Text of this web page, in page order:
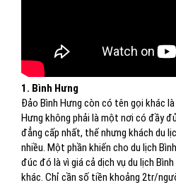
1. Bình Hưng
Đảo Bình Hưng còn có tên gọi khác
Hưng không phải là một nơi có đầy
đẳng cấp nhất, thế nhưng khách du
nhiều. Một phần khiến cho du lịch
đúc đó là vì giá cả dịch vụ du lịch
khác. Chỉ cần số tiền khoảng 2tr/